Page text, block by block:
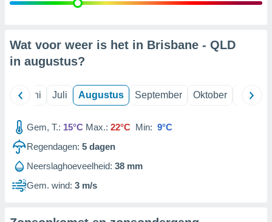
Wat voor weer is het in Brisbane - QLD
in augustus?
Juni Juli Augustus September Oktober
Gem, T.: 15°C Max.: 22°C Min: 9°C
Regendagen: 5 dagen
Neerslaghoeveelheid: 38 mm
Gem. wind: 3 m/s